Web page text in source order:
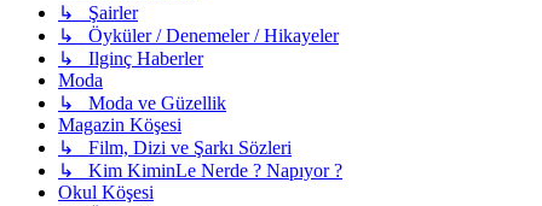
↳ Şairler
↳ Öyküler / Denemeler / Hikayeler
↳ Ilginç Haberler
Moda
↳ Moda ve Güzellik
Magazin Köşesi
↳ Film, Dizi ve Şarkı Sözleri
↳ Kim KiminLe Nerde ? Napıyor ?
Okul Köşesi